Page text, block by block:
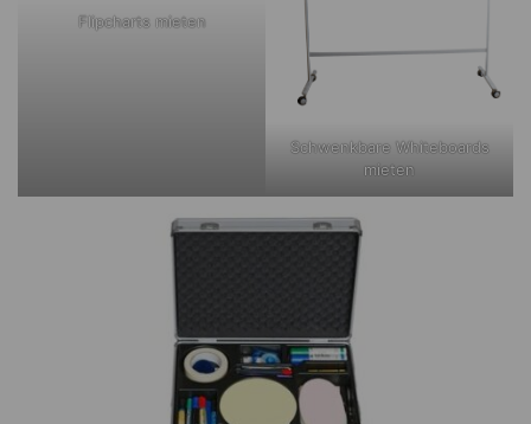
Flipcharts mieten
Schwenkbare Whiteboards
mieten